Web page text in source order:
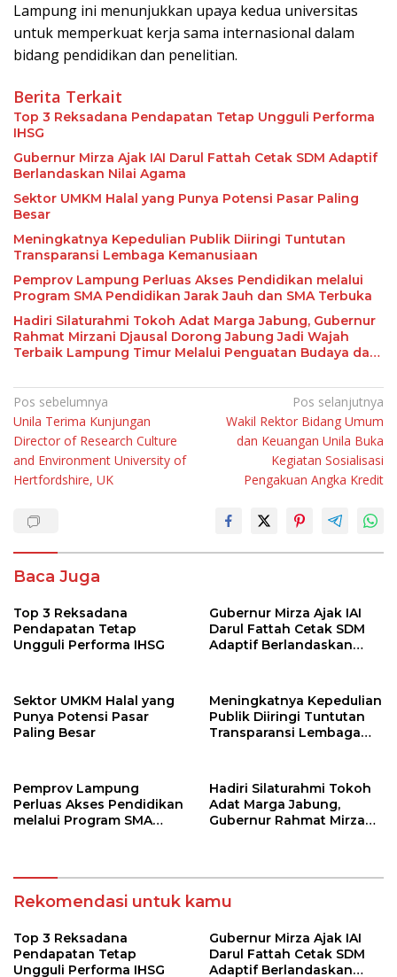
Lampung ini menunjukkan upaya kedua universitas
untuk memperkuat kerja sama internasional dalam
bidang pendidikan dan penelitian.
Berita Terkait
Top 3 Reksadana Pendapatan Tetap Ungguli Performa
IHSG
Gubernur Mirza Ajak IAI Darul Fattah Cetak SDM Adaptif
Berlandaskan Nilai Agama
Sektor UMKM Halal yang Punya Potensi Pasar Paling
Besar
Meningkatnya Kepedulian Publik Diiringi Tuntutan
Transparansi Lembaga Kemanusiaan
Pemprov Lampung Perluas Akses Pendidikan melalui
Program SMA Pendidikan Jarak Jauh dan SMA Terbuka
Hadiri Silaturahmi Tokoh Adat Marga Jabung, Gubernur
Rahmat Mirzani Djausal Dorong Jabung Jadi Wajah
Terbaik Lampung Timur Melalui Penguatan Budaya dan
Navigasi
pos
Pos sebelumnya
Unila Terima Kunjungan
Director of Research Culture
and Environment University of
Hertfordshire, UK
Pos selanjutnya
Wakil Rektor Bidang Umum
dan Keuangan Unila Buka
Kegiatan Sosialisasi
Pengakuan Angka Kredit
Baca Juga
Top 3 Reksadana
Pendapatan Tetap
Ungguli Performa IHSG
Gubernur Mirza Ajak IAI
Darul Fattah Cetak SDM
Adaptif Berlandaskan
Sektor UMKM Halal yang
Punya Potensi Pasar
Paling Besar
Meningkatnya Kepedulian
Publik Diiringi Tuntutan
Transparansi Lembaga
Pemprov Lampung
Perluas Akses Pendidikan
melalui Program SMA
Hadiri Silaturahmi Tokoh
Adat Marga Jabung,
Gubernur Rahmat Mirzani
Penguatan Budaya dan
SDM
Rekomendasi untuk kamu
Top 3 Reksadana
Pendapatan Tetap
Ungguli Performa IHSG
Gubernur Mirza Ajak IAI
Darul Fattah Cetak SDM
Adaptif Berlandaskan